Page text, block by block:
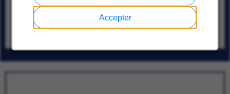
Accepter
HVAC Service Modernization General Manager
Bandar Puchong Jaya, Selangor